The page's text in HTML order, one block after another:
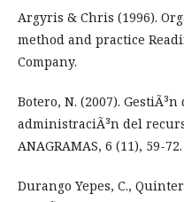
Argyris & Chris (1996).
method and practice
Company.
Botero, N. (2007).
administraciÃ³n del
ANAGRAMAS, 6 (11), 59-72.
Durango Yepes, C.,